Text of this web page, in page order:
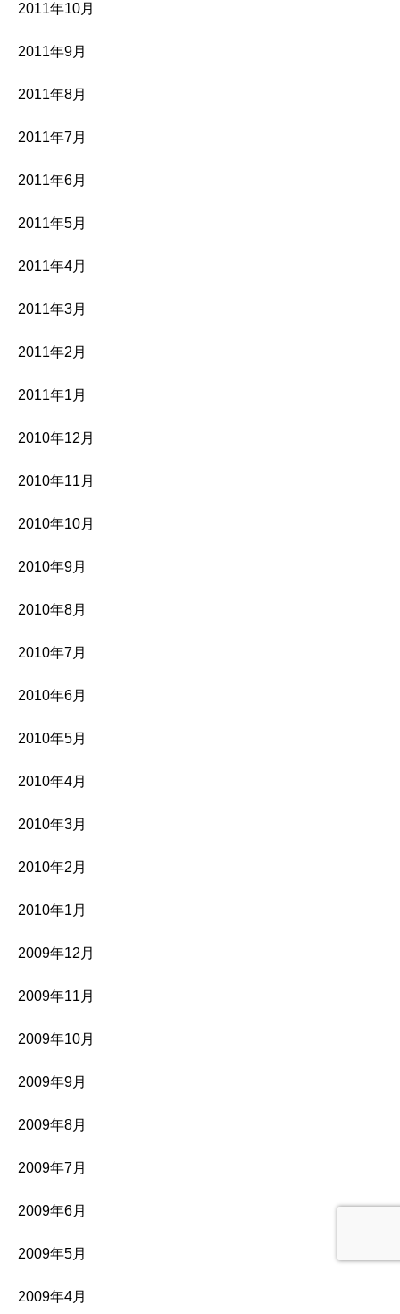
2011年10月
2011年9月
2011年8月
2011年7月
2011年6月
2011年5月
2011年4月
2011年3月
2011年2月
2011年1月
2010年12月
2010年11月
2010年10月
2010年9月
2010年8月
2010年7月
2010年6月
2010年5月
2010年4月
2010年3月
2010年2月
2010年1月
2009年12月
2009年11月
2009年10月
2009年9月
2009年8月
2009年7月
2009年6月
2009年5月
2009年4月